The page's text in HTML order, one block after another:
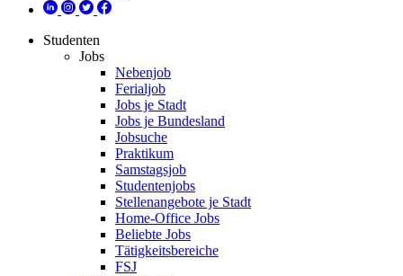
Studenten
Jobs
Nebenjob
Ferialjob
Jobs je Stadt
Jobs je Bundesland
Jobsuche
Praktikum
Samstagsjob
Studentenjobs
Stellenangebote je Stadt
Home-Office Jobs
Beliebte Jobs
Tätigkeitsbereiche
FSJ